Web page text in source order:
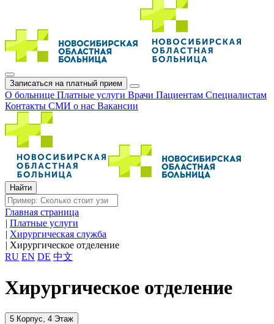
Записаться на платный прием
О больнице Платные услуги Врачи Пациентам Специалистам
Контакты СМИ о нас Вакансии
Главная страница
| Платные услуги
| Хирургическая служба
| Хирургическое отделение
RU EN DE 中文
Хирургическое отделение
5 Корпус, 4 Этаж